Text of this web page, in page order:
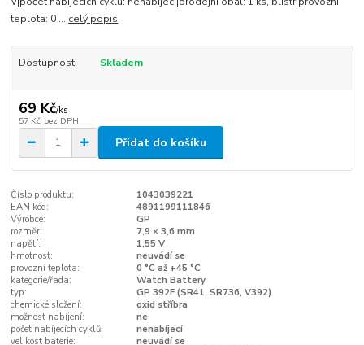
teplota: 0 ... celý popis
Dostupnost Skladem
69 Kč/ks
57 Kč bez DPH
Přidat do košíku
Číslo produktu:
1043039221
EAN kód:
4891199111846
Výrobce:
GP
rozměr:
7,9 × 3,6 mm
napětí:
1,55 V
hmotnost:
neuvádí se
provozní teplota:
0 °C až +45 °C
kategorie/řada:
Watch Battery
typ:
GP 392F (SR41, SR736, V392)
chemické složení:
oxid stříbra
možnost nabíjení:
ne
počet nabíjecích cyklů:
nenabíjecí
velikost baterie:
neuvádí se